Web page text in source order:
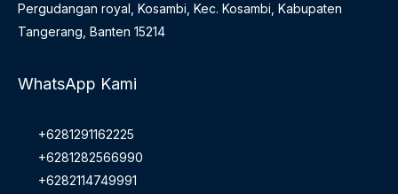
Pergudangan royal, Kosambi, Kec. Kosambi, Kabupaten
Tangerang, Banten 15214
WhatsApp Kami
+6281291162225
+6281282566990
+6282114749991